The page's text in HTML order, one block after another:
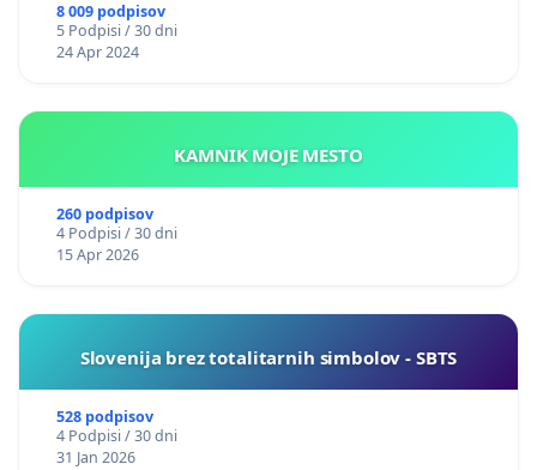
8 009 podpisov
5 Podpisi / 30 dni
24 Apr 2024
KAMNIK MOJE MESTO
260 podpisov
4 Podpisi / 30 dni
15 Apr 2026
Slovenija brez totalitarnih simbolov - SBTS
528 podpisov
4 Podpisi / 30 dni
31 Jan 2026